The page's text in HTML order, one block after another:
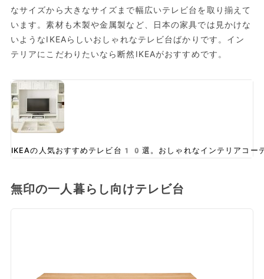
なサイズから大きなサイズまで幅広いテレビ台を取り揃えて
います。素材も木製や金属製など、日本の家具では見かけな
いようなIKEAらしいおしゃれなテレビ台ばかりです。イン
テリアにこだわりたいなら断然IKEAがおすすめです。
IKEAの人気おすすめテレビ台10選。おしゃれなインテリアコー
無印の一人暮らし向けテレビ台